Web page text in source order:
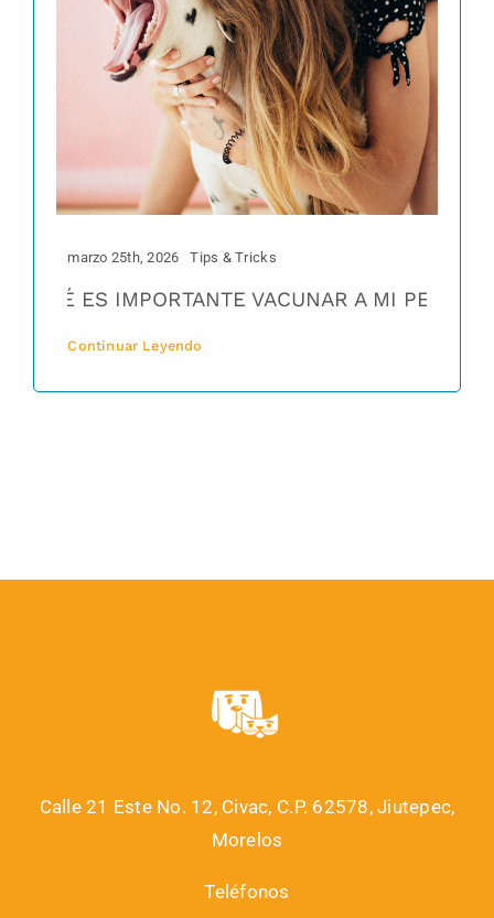
marzo 25th, 2026 Tips & Tricks
ES IMPORTANTE VACUNAR A MI PERRO?
Continuar Leyendo
Calle 21 Este No. 12, Civac, C.P. 62578, Jiutepec,
Morelos
Teléfonos